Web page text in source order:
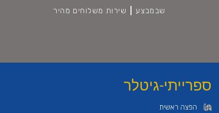
שבמבצע
שירות משלוחים מהיר
ספרייתי-גיטלר
הפצה ראשית